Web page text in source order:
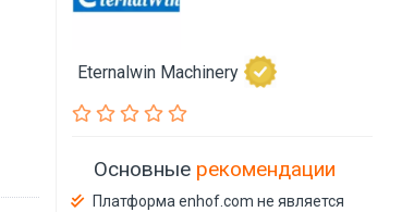
Eternalwin Machinery
Основные рекомендации
Платформа enhof.com не является